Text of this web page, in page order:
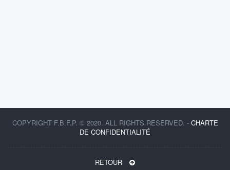
COPYRIGHT F.B.F.P. © 2020. ALL RIGHTS RESERVED. - CHARTE
DE CONFIDENTIALITÉ
RETOUR